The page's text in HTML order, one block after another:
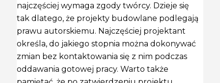
najczęściej wymaga zgody twórcy. Dzieje się
tak dlatego, że projekty budowlane podlegają
prawu autorskiemu. Najczęściej projektant
określa, do jakiego stopnia można dokonywać
zmian bez kontaktowania się z nim podczas
oddawania gotowej pracy. Warto także